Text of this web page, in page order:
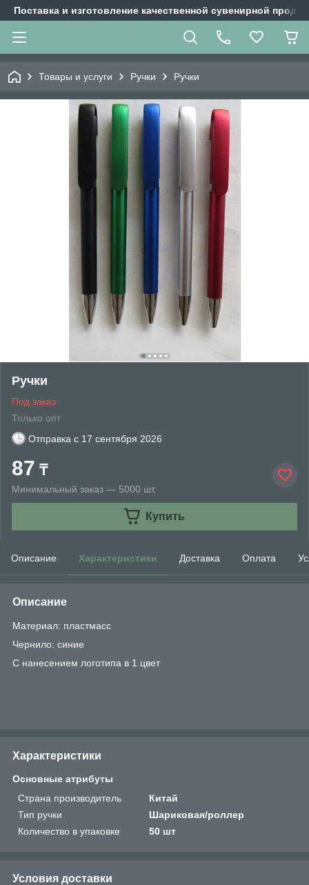
Поставка и изготовление качественной сувенирной
Товары и услуги Ручки Ручки
Ручки
Под заказ
Только опт
Отправка с 17 сентября 2026
87 ₸
Минимальный заказ — 5000 шт.
Купить
Описание Характеристики Доставка Оплата
Описание
Материал: пластмасс
Чернило: синие
С нанесением логотипа в 1 цвет
Характеристики
Основные атрибуты
Страна производитель
Китай
Тип ручки
Шариковая/роллер
Количество в упаковке
50 шт
Условия доставки